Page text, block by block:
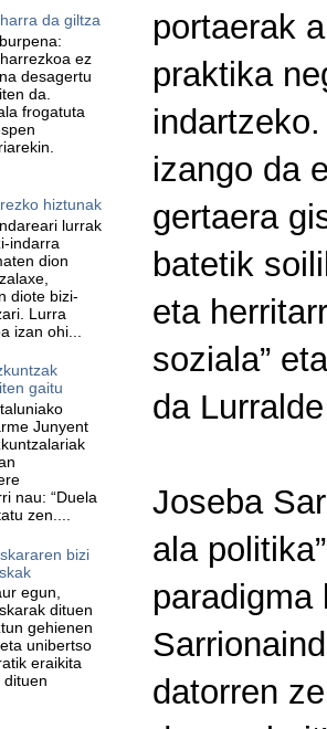
portaerak
praktika
izango da
gertaera
batetik
eta
soziala”
da
Joseba
ala
paradigma
datorren
da giltza
ez
desagertu
da.
frogatuta
hiztunak
lurrak
indarra
dion
diote bizi-
Lurra
izan ohi...
gaitu
Junyent
nau: “Duela
zen....
bizi
egun,
dituen
gehienen
unibertso
eraikita
dituen